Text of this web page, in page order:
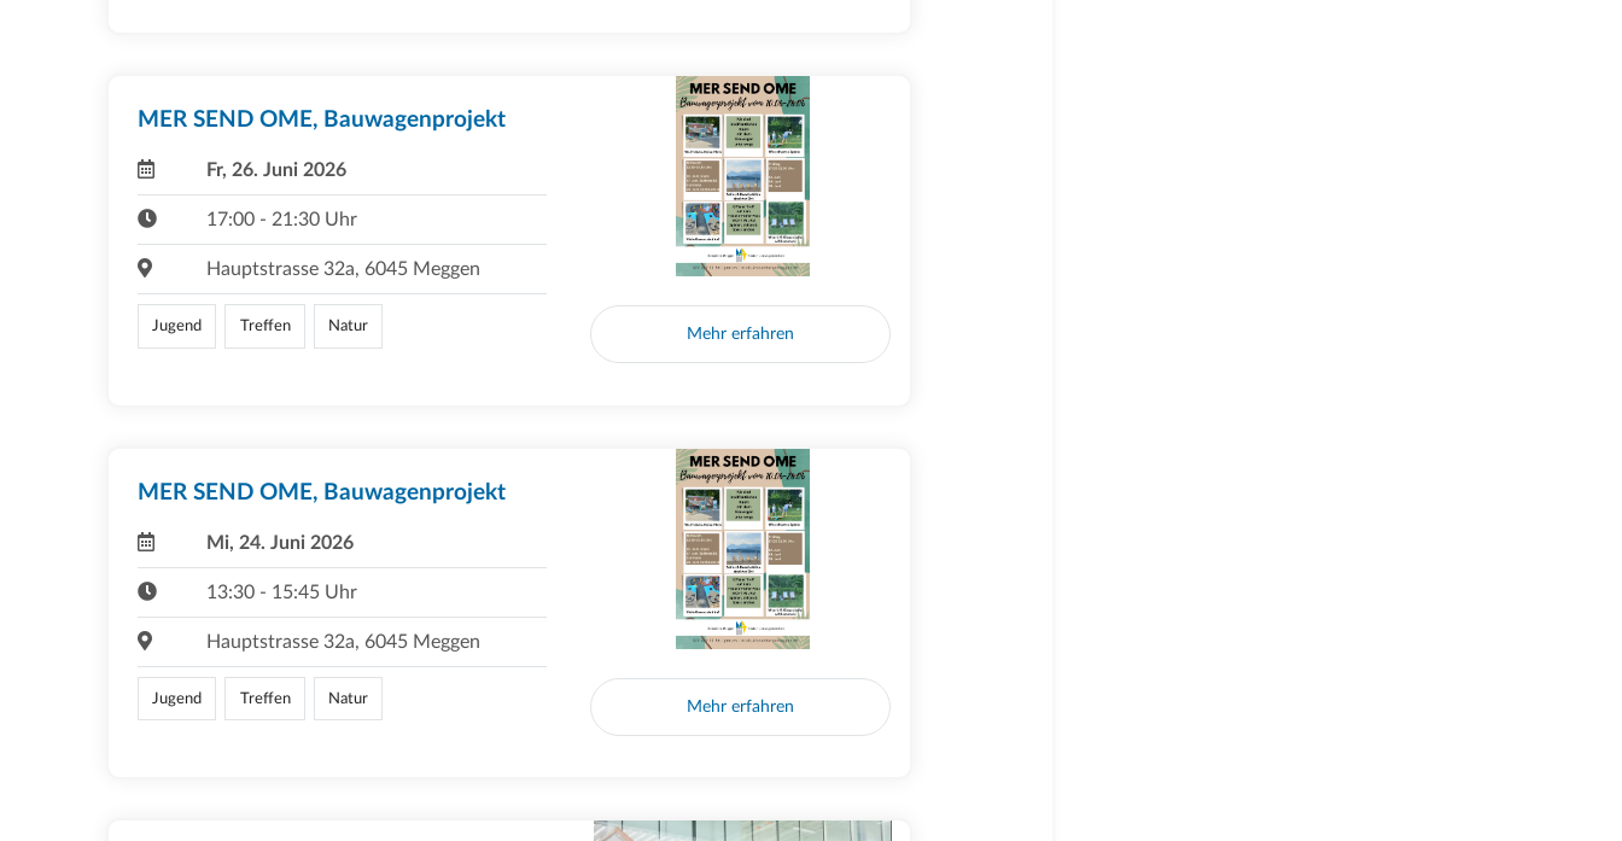
MER SEND OME, Bauwagenprojekt
Fr, 26. Juni 2026
17:00 - 21:30 Uhr
Hauptstrasse 32a, 6045 Meggen
Jugend Treffen Natur Mehr erfahren
MER SEND OME, Bauwagenprojekt
Mi, 24. Juni 2026
13:30 - 15:45 Uhr
Hauptstrasse 32a, 6045 Meggen
Jugend Treffen Natur Mehr erfahren